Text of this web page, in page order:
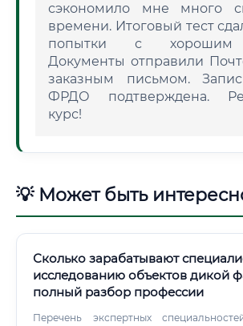
сэкономило мне много
времени. Итоговый тест
попытки с хорошим
Документы отправили
заказным письмом.
ФРДО подтверждена.
курс!
💡 Может быть
Сколько зарабатывают
исследованию объектов дикой
полный разбор профессии
Перечень экспертных